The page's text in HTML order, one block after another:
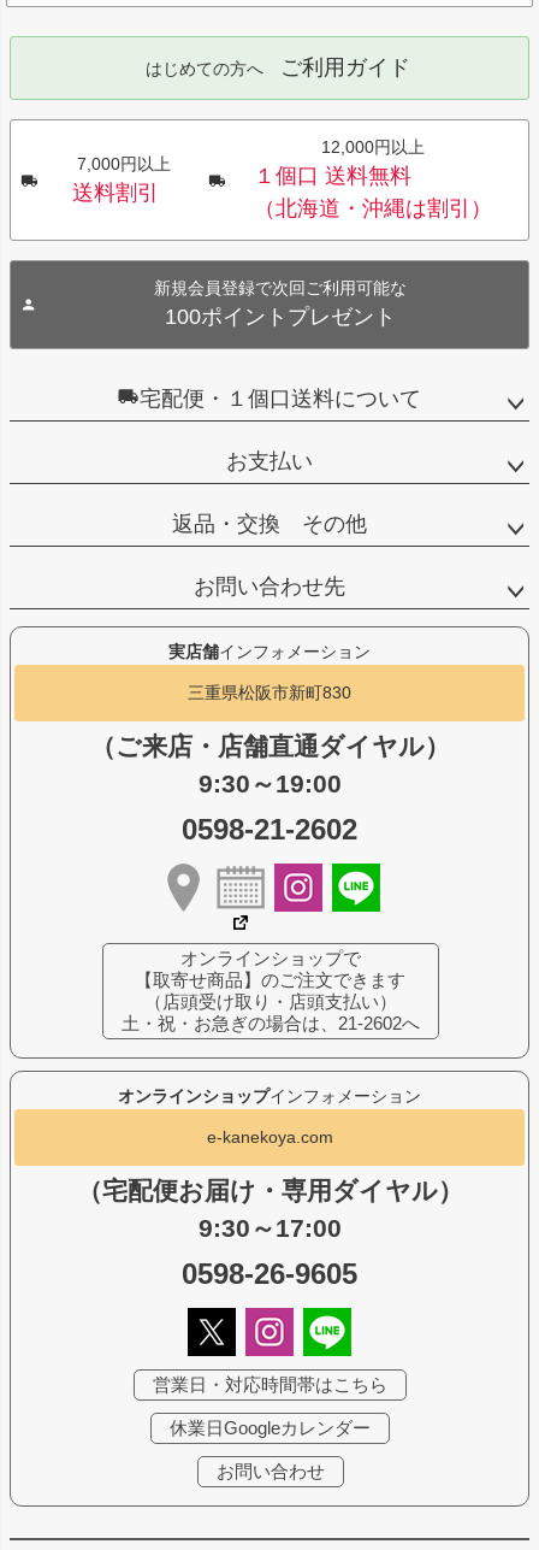
はじめての方へ ご利用ガイド
7,000円以上
送料割引
12,000円以上
１個口 送料無料
（北海道・沖縄は割引）
新規会員登録で次回ご利用可能な
100ポイントプレゼント
宅配便・１個口送料について
お支払い
返品・交換 その他
お問い合わせ先
オンラインショップインフォメーション
e-kanekoya.com
（宅配便お届け・専用ダイヤル）
9:30～17:00
0598-26-9605
営業日・対応時間帯はこちら
休業日Googleカレンダー
お問い合わせ
実店舗インフォメーション
三重県松阪市新町830
（ご来店・店舗直通ダイヤル）
9:30～19:00
0598-21-2602
オンラインショップで
【取寄せ商品】のご注文できます
（店頭受け取り・店頭支払い）
土・祝・お急ぎの場合は、21-2602へ